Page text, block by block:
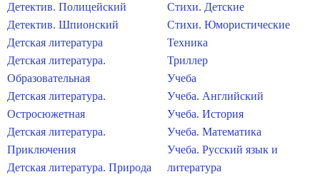
Детектив. Полицейский
Детектив. Шпионский
Детская литература
Детская литература.
Образовательная
Детская литература.
Остросюжетная
Детская литература.
Приключения
Детская литература. Природа
Стихи. Детские
Стихи. Юмористические
Техника
Триллер
Учеба
Учеба. Английский
Учеба. История
Учеба. Математика
Учеба. Русский язык и
литература